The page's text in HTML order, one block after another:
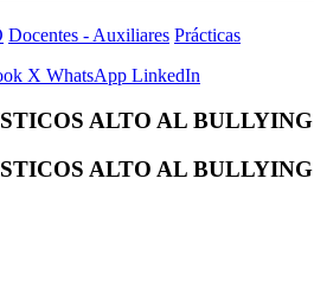
Docentes - Auxiliares Prácticas
X WhatsApp LinkedIn
ALTO AL BULLYING
ALTO AL BULLYING